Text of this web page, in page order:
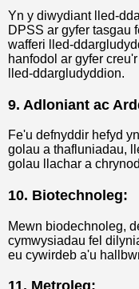
Yn y diwydiant lled-
DPSS ar gyfer tasgau
wafferi lled-
hanfodol ar gyfer
lled-ddargludyddion.
9. Adloniant ac
Fe'u defnyddir hefyd
golau a thafluniadau,
golau llachar a
10. Biotechnoleg:
Mewn biodechnoleg,
cymwysiadau fel
eu cywirdeb a'u